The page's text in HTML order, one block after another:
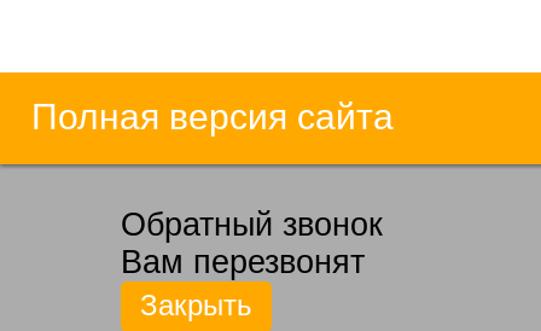
Полная версия сайта
Обратный звонок
Вам перезвонят